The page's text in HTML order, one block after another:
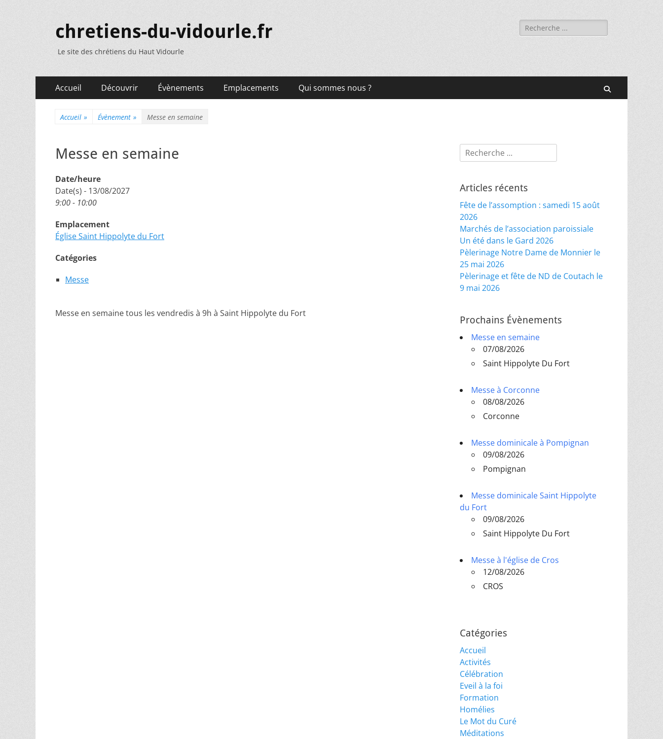
chretiens-du-vidourle.fr
Le site des chrétiens du Haut Vidourle
Rechercher :
Menu
principal
Accueil Découvrir Évènements Emplacements Qui sommes nous ?
Accueil » Évènement » Messe en semaine
Messe en semaine
Date/heure
Date(s) - 13/08/2027
9:00 - 10:00
Emplacement
Église Saint Hippolyte du Fort
Catégories
Messe
Messe en semaine tous les vendredis à 9h à Saint Hippolyte du Fort
Rechercher :
Articles récents
Fête de l’assomption : samedi 15 août
2026
Marchés de l’association paroissiale
Un été dans le Gard 2026
Pèlerinage Notre Dame de Monnier le
25 mai 2026
Pèlerinage et fête de ND de Coutach le
9 mai 2026
Prochains Évènements
Messe en semaine
07/08/2026
Saint Hippolyte Du Fort
Messe à Corconne
08/08/2026
Corconne
Messe dominicale à Pompignan
09/08/2026
Pompignan
Messe dominicale Saint Hippolyte
du Fort
09/08/2026
Saint Hippolyte Du Fort
Messe à l'église de Cros
12/08/2026
CROS
Catégories
Accueil
Activités
Célébration
Eveil à la foi
Formation
Homélies
Le Mot du Curé
Méditations